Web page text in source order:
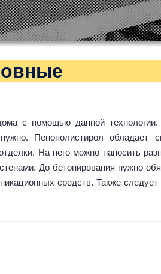
с помощью данной
Пенополистирол обладает
На него можно наносить
До бетонирования нужно
средств. Также следует